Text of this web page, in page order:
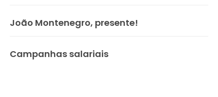
João Montenegro, presente!
Campanhas salariais